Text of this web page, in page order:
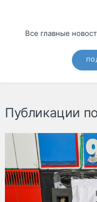
Все главные
Публикации